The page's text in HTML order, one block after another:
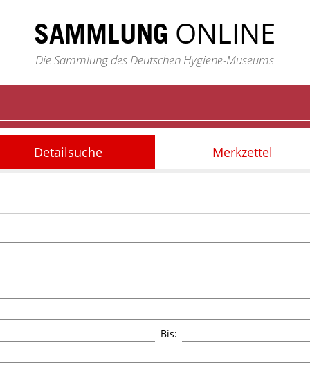
SAMMLUNG ONLINE
Die Sammlung des Deutschen Hygiene-Museums
Detailsuche Merkzettel
Bis: